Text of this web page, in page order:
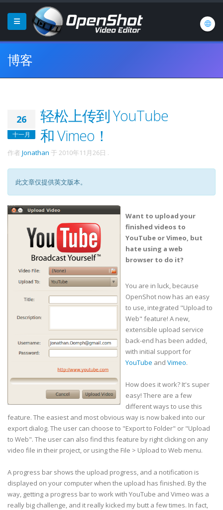
博客
26
十一月
轻松上传到 YouTube
和 Vimeo！
作者 Jonathan 于 2010年11月26日 .
此文章仅提供英文版本。
Want to upload your
finished videos to
YouTube or Vimeo, but
hate using a web
browser to do it?
You are in luck, because
OpenShot now has an easy
to use, integrated "Upload to
Web" feature! A new,
extensible upload service
back-end has been added,
with initial support for
YouTube and Vimeo.
How does it work? It's super
easy! There are a few
different ways to use this
feature. The easiest and most obvious way is now baked into our
export dialog. The user can choose to "Export to Folder" or "Upload
to Web". The user can also find this feature by right clicking on any
video file in their project, or using the File > Upload to Web menu.
A progress bar shows the upload progress, and a notification is
displayed on your computer when the upload has finished. By the
way, getting a progress bar to work with YouTube and Vimeo was a
really big challenge, and it really kicked my butt a few times. In fact,